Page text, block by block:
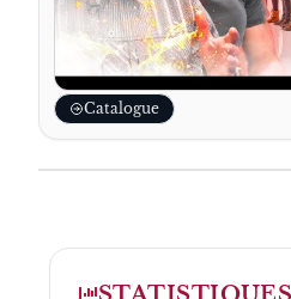
Catalogue